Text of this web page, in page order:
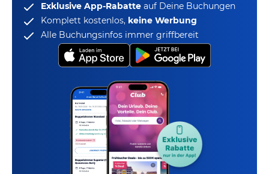
Exklusive App-Rabatte auf Deine Buchungen
Komplett kostenlos, keine Werbung
Alle Buchungsinfos immer griffbereit